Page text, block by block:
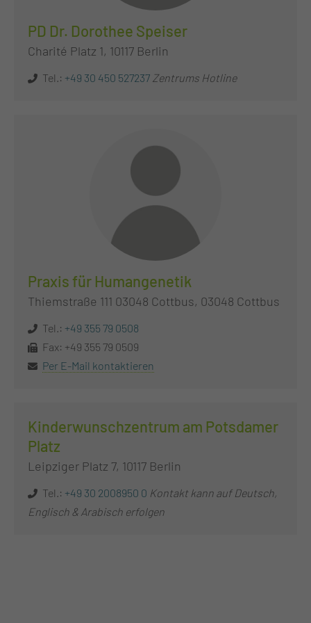
PD Dr. Dorothee Speiser
Charité Platz 1, 10117 Berlin
Tel.: +49 30 450 527237 Zentrums Hotline
Praxis für Humangenetik
Thiemstraße 111 03048 Cottbus, 03048 Cottbus
Tel.: +49 355 79 0508
Fax: +49 355 79 0509
Per E-Mail kontaktieren
Kinderwunschzentrum am Potsdamer
Platz
Leipziger Platz 7, 10117 Berlin
Tel.: +49 30 2008950 0 Kontakt kann auf Deutsch,
Englisch & Arabisch erfolgen